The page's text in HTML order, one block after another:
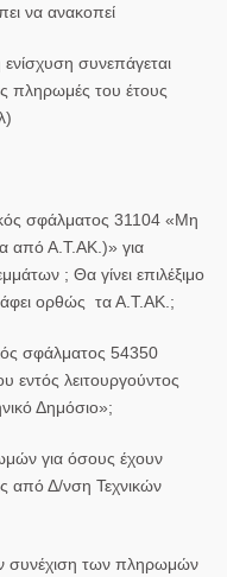
να ανακοπεί
συνεπάγεται
πληρωμές του έτους
σφάλματος 31104 «Μη
από Α.Τ.ΑΚ.)» για
; Θα γίνει επιλέξιμο
ορθώς τα Α.Τ.ΑΚ.;
σφάλματος 54350
εντός λειτουργούντος
Δημόσιο»;
για όσους έχουν
από Δ/νση Τεχνικών
συνέχιση των πληρωμών